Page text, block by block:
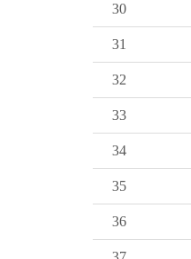
30
31
32
33
34
35
36